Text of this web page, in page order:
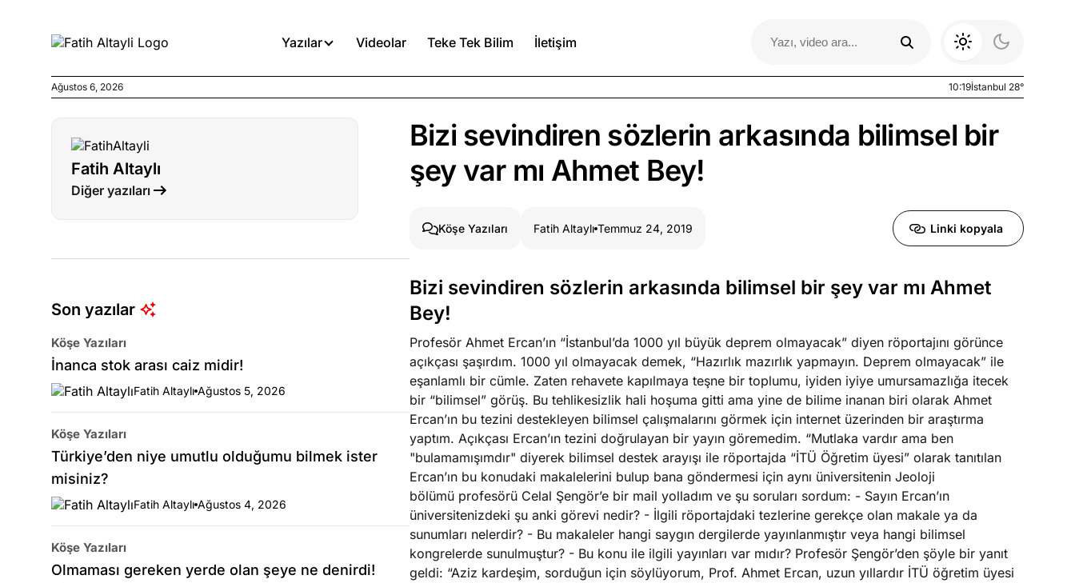
Yazılar Videolar Teke Tek Bilim İletişim
Ağustos 5, 2026
Ağustos 4, 2026
Köşe Yazıları Ağustos 3, 2026
Olmaması gereken yerde olan şeye ne
Köşe Yazıları Spor Yazıları Otomobil Yazıları
Ağustos 6, 2026 10:19İstanbul 28°
Fatih Altaylı
Diğer yazıları
Son yazılar
Köşe Yazıları
İnanca stok arası caiz midir!
Fatih Altaylı Ağustos 5, 2026
Köşe Yazıları
Türkiye’den niye umutlu olduğumu bilmek ister
misiniz?
Fatih Altaylı Ağustos 4, 2026
Köşe Yazıları
Olmaması gereken yerde olan şeye ne denirdi!
Bizi sevindiren sözlerin arkasında bilimsel bir
şey var mı Ahmet Bey!
Köşe Yazıları Fatih Altaylı Temmuz 24, 2019 Linki kopyala
Bizi sevindiren sözlerin arkasında bilimsel bir şey var mı Ahmet
Bey!
Profesör Ahmet Ercan’ın “İstanbul’da 1000 yıl büyük deprem olmayacak” diyen röportajını görünce
açıkçası şaşırdım. 1000 yıl olmayacak demek, “Hazırlık mazırlık yapmayın. Deprem olmayacak” ile
eşanlamlı bir cümle. Zaten rehavete kapılmaya teşne bir toplumu, iyiden iyiye umursamazlığa itecek
bir “bilimsel” görüş. Bu tehlikesizlik hali hoşuma gitti ama yine de bilime inanan biri olarak Ahmet
Ercan’ın bu tezini destekleyen bilimsel çalışmalarını görmek için internet üzerinden bir araştırma
yaptım. Açıkçası Ercan’ın tezini doğrulayan bir yayın göremedim. “Mutlaka vardır ama ben
"bulamamışımdır" diyerek bilimsel destek arayışı ile röportajda “İTÜ Öğretim üyesi” olarak tanıtılan
Ercan’ın bu konudaki makalelerini bulup bana göndermesi için aynı üniversitenin Jeoloji
bölümü profesörü Celal Şengör’e bir mail yolladım ve şu soruları sordum: - Sayın Ercan’ın
üniversitenizdeki şu anki görevi nedir? - İlgili röportajdaki tezlerine gerekçe olan makale ya da
sunumları nelerdir? - Bu makaleler hangi saygın dergilerde yayınlanmıştır veya hangi bilimsel
kongrelerde sunulmuştur? - Bu konu ile ilgili yayınları var mıdır? Profesör Şengör’den şöyle bir yanıt
geldi: “Aziz kardeşim, sorduğun için söylüyorum, Prof. Ahmet Ercan, uzun yıllardır İTÜ öğretim üyesi